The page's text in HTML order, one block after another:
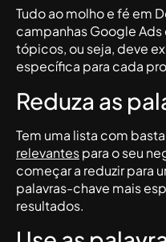
Tudo ao molho e fé em
campanhas Google
tópicos, ou seja, deve
específica para cada
Reduza as
Tem uma lista com
relevantespara o seu
começar a reduzir para
palavras-chave mais
resultados.